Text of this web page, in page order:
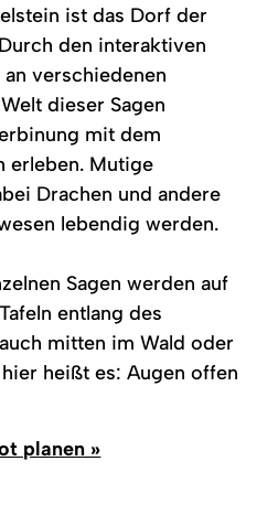
ist das Dorf der
den interaktiven
verschiedenen
dieser Sagen
mit dem
erleben. Mutige
Drachen und andere
lebendig werden.
Sagen werden auf
entlang des
mitten im Wald oder
heißt es: Augen offen
planen »